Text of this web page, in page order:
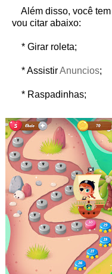
Além disso, você
vou citar abaixo:
* Girar roleta;
* AssistirAnuncios;
* Raspadinhas;